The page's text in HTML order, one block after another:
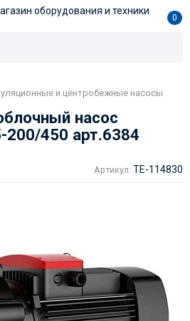
0
и центробежные насосы
насос
200/450 арт.6384
Артикул: TE-114830